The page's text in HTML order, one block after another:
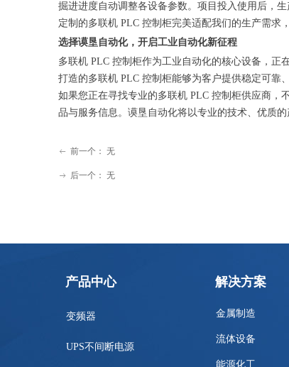
掘进进度自动调整各设备参数。项目投入使用后，
定制的多联机 PLC 控制柜完美适配我们的生产需求
选择谟垦自动化，开启工业自动化新征程
多联机 PLC 控制柜作为工业自动化的核心设备，正
打造的多联机 PLC 控制柜能够为客户提供稳定可靠
如果您正在寻找专业的多联机 PLC 控制柜供应商，
品与服务信息。谟垦自动化将以专业的技术、优质
ꂃ 前一个： 无
ꁹ 后一个： 无
产品中心
变频器
UPS不间断电源
解决方案
金属制造
流体设备
能源化工